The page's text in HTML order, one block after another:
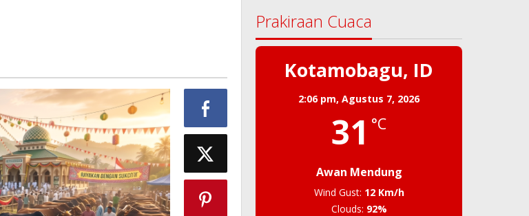
Prakiraan Cuaca
Kotamobagu, ID
2:06 pm,Agustus 7, 2026
31 °C
Awan Mendung
Wind Gust: 12 Km/h
Clouds: 92%